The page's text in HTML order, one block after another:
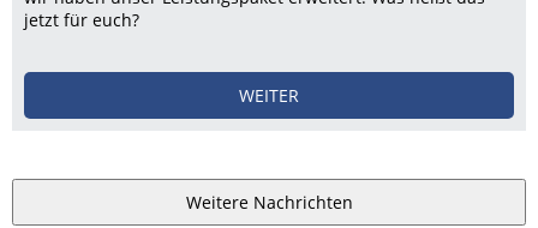
jetzt für euch?
WEITER
Weitere Nachrichten